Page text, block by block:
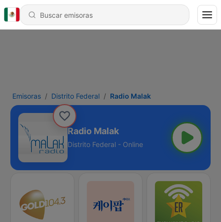
Emisoras Distrito Federal Radio Malak
Radio Malak
Distrito Federal - Online